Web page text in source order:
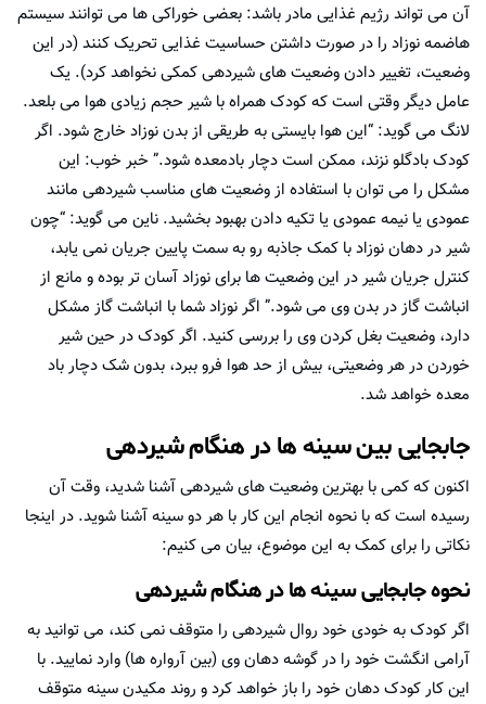
آن می تواند رژیم غذایی مادر باشد: بعضی خوراکی ها می توانند سیستم
هاضمه نوزاد را در صورت داشتن حساسیت غذایی تحریک کنند (در این
وضعیت، تغییر دادن وضعیت های شیردهی کمکی نخواهد کرد). یک
عامل دیگر وقتی است که کودک همراه با شیر حجم زیادی هوا می بلعد.
لانگ می گوید: “این هوا بایستی به طریقی از بدن نوزاد خارج شود. اگر
کودک بادگلو نزند، ممکن است دچار بادمعده شود.” خبر خوب: این
مشکل را می توان با استفاده از وضعیت های مناسب شیردهی مانند
عمودی یا نیمه عمودی یا تکیه دادن بهبود بخشید. ناین می گوید: “چون
شیر در دهان نوزاد با کمک جاذبه رو به سمت پایین جریان نمی یابد،
کنترل جریان شیر در این وضعیت ها برای نوزاد آسان تر بوده و مانع از
انباشت گاز در بدن وی می شود.” اگر نوزاد شما با انباشت گاز مشکل
دارد، وضعیت بغل کردن وی را بررسی کنید. اگر کودک در حین شیر
خوردن در هر وضعیتی، بیش از حد هوا فرو ببرد، بدون شک دچار باد
معده خواهد شد.
جابجایی بین سینه ها در هنگام شیردهی
اکنون که کمی با بهترین وضعیت های شیردهی آشنا شدید، وقت آن
رسیده است که با نحوه انجام این کار با هر دو سینه آشنا شوید. در اینجا
نکاتی را برای کمک به این موضوع، بیان می کنیم:
نحوه جابجایی سینه ها در هنگام شیردهی
اگر کودک به خودی خود روال شیردهی را متوقف نمی کند، می توانید به
آرامی انگشت خود را در گوشه دهان وی (بین آرواره ها) وارد نمایید. با
این کار کودک دهان خود را باز خواهد کرد و روند مکیدن سینه متوقف